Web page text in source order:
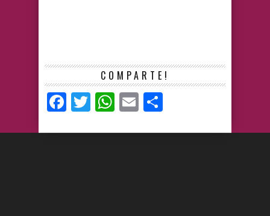
COMPARTE!
Facebook
TwitterWhatsApp
Email